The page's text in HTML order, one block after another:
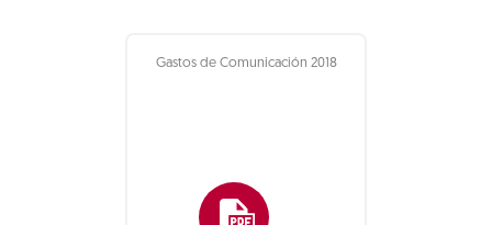
Gastos de Comunicación 2018